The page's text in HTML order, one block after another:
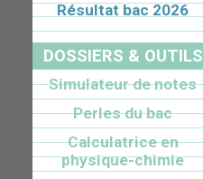
Résultat bac 2026
DOSSIERS & OUTILS
Simulateur de notes
Perles du bac
Calculatrice en
physique-chimie